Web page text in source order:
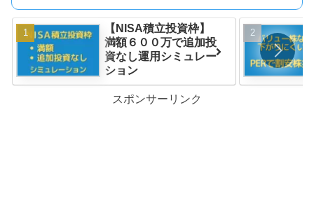
【NISA積立投資枠】
満額６００万で追加投
資なし運用シミュレー
ション
スポンサーリンク